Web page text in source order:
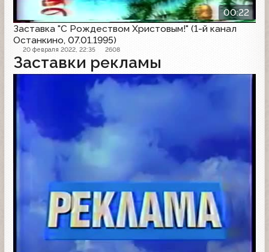
00:22
Заставка "С Рождеством Христовым!" (1-й канал
Останкино, 07.01.1995)
20 февраля 2022, 22:35 2608
Заставки рекламы